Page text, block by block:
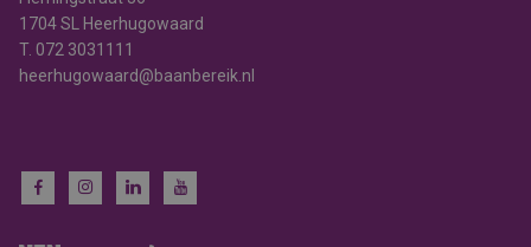
1704 SL Heerhugowaard
T. 072 3031111
heerhugowaard@baanbereik.nl